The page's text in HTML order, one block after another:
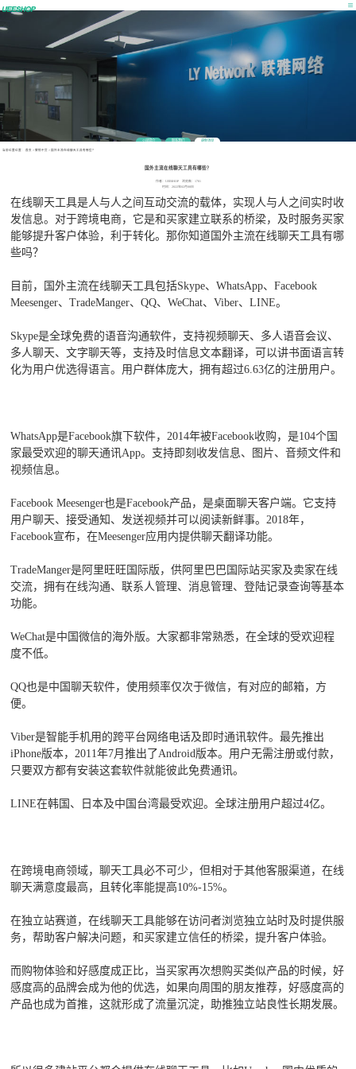
公司简介 联系我们 最新消息
当前位置位置： 首页 > 营销干货> 国外主流在线聊天工具有哪些？
国外主流在线聊天工具有哪些？
作者：UEESHOP 浏览数：1701
时间：2022年02月08日
在线聊天工具是人与人之间互动交流的载体，实现人与人之间实时收
发信息。对于跨境电商，它是和买家建立联系的桥梁，及时服务买家
能够提升客户体验，利于转化。那你知道国外主流在线聊天工具有哪
些吗？
目前，国外主流在线聊天工具包括Skype、WhatsApp、Facebook
Meesenger、TradeManger、QQ、WeChat、Viber、LINE。
Skype是全球免费的语音沟通软件，支持视频聊天、多人语音会议、
多人聊天、文字聊天等，支持及时信息文本翻译，可以讲书面语言转
化为用户优选得语言。用户群体庞大，拥有超过6.63亿的注册用户。
WhatsApp是Facebook旗下软件，2014年被Facebook收购，是104个国
家最受欢迎的聊天通讯App。支持即刻收发信息、图片、音频文件和
视频信息。
Facebook Meesenger也是Facebook产品，是桌面聊天客户端。它支持
用户聊天、接受通知、发送视频并可以阅读新鲜事。2018年，
Facebook宣布，在Meesenger应用内提供聊天翻译功能。
TradeManger是阿里旺旺国际版，供阿里巴巴国际站买家及卖家在线
交流，拥有在线沟通、联系人管理、消息管理、登陆记录查询等基本
功能。
WeChat是中国微信的海外版。大家都非常熟悉，在全球的受欢迎程
度不低。
QQ也是中国聊天软件，使用频率仅次于微信，有对应的邮箱，方
便。
Viber是智能手机用的跨平台网络电话及即时通讯软件。最先推出
iPhone版本，2011年7月推出了Android版本。用户无需注册或付款，
只要双方都有安装这套软件就能彼此免费通讯。
LINE在韩国、日本及中国台湾最受欢迎。全球注册用户超过4亿。
在跨境电商领域，聊天工具必不可少，但相对于其他客服渠道，在线
聊天满意度最高，且转化率能提高10%-15%。
在独立站赛道，在线聊天工具能够在访问者浏览独立站时及时提供服
务，帮助客户解决问题，和买家建立信任的桥梁，提升客户体验。
而购物体验和好感度成正比，当买家再次想购买类似产品的时候，好
感度高的品牌会成为他的优选，如果向周围的朋友推荐，好感度高的
产品也成为首推，这就形成了流量沉淀，助推独立站良性长期发展。